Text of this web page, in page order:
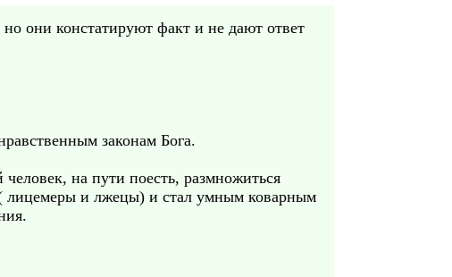
они констатируют факт и не дают ответ
законам Бога.
на пути поесть, размножиться
( лицемеры и лжецы) и стал умным коварным